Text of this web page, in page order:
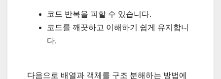
코드 반복을 피할 수 있습니다.
코드를 깨끗하고 이해하기 쉽게 유지합니
다.
다음으로 배열과 객체를 구조 분해하는 방법에